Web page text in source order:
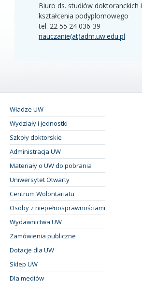
Biuro ds. studiów doktoranckich i
kształcenia podyplomowego
tel. 22 55 24 036-39
nauczanie(at)adm.uw.edu.pl
Władze UW
Wydziały i jednostki
Szkoły doktorskie
Administracja UW
Materiały o UW do pobrania
Uniwersytet Otwarty
Centrum Wolontariatu
Osoby z niepełnosprawnościami
Wydawnictwa UW
Zamówienia publiczne
Dotacje dla UW
Sklep UW
Dla mediów